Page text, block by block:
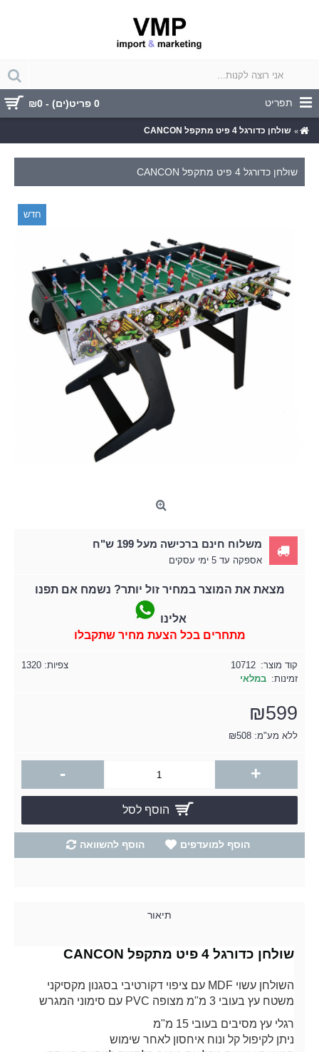
0 פריט(ים) - ₪0 תפריט
שולחן כדורגל 4 פיט מתקפל CANCON
שולחן כדורגל 4 פיט מתקפל CANCON
חדש
משלוח חינם ברכישה מעל 199 ש"ח
אספקה עד 5 ימי עסקים
מצאת את המוצר במחיר זול יותר? נשמח אם תפנו
אלינו
מתחרים בכל הצעת מחיר שתקבלו
צפיות: 1320 קוד מוצר: 10712
זמינות: במלאי
₪599
ללא מע"מ: ₪508
- +
הוסף לסל
הוסף למועדפים הוסף להשוואה
תיאור
שולחן כדורגל 4 פיט מתקפל CANCON
השולחן עשוי MDF עם ציפוי דקורטיבי בסגנון מקסיקני
משטח עץ בעובי 3 מ"מ מצופה PVC עם סימוני המגרש
רגלי עץ מסיבים בעובי 15 מ"מ
ניתן לקיפול קל ונוח איחסון לאחר שימוש